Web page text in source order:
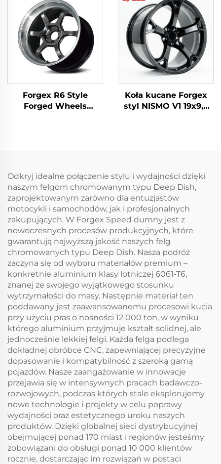
Łupinowa Kuta
Aluminium Koła
Ciężarowe do Ford F-
350 RAM1500 2500
Felga
Type R WRX STI M3 GR
Supra BRZ
Forgex R6 Style
Forged Wheels
Koła kucane Forgex
styl NISMO V1 19x9,5
G37
Odkryj idealne połączenie stylu i wydajności dzięki
naszym felgom chromowanym typu Deep Dish,
zaprojektowanym zarówno dla entuzjastów
motocykli i samochodów, jak i profesjonalnych
zakupujących. W Forgex Speed dumny jest z
nowoczesnych procesów produkcyjnych, które
gwarantują najwyższą jakość naszych felg
chromowanych typu Deep Dish. Nasza podróż
zaczyna się od wyboru materiałów premium –
konkretnie aluminium klasy lotniczej 6061-T6,
znanej ze swojego wyjątkowego stosunku
wytrzymałości do masy. Następnie materiał ten
poddawany jest zaawansowanemu procesowi kucia
przy użyciu pras o nośności 12 000 ton, w wyniku
którego aluminium przyjmuje kształt solidnej, ale
jednocześnie lekkiej felgi. Każda felga podlega
dokładnej obróbce CNC, zapewniającej precyzyjne
dopasowanie i kompatybilność z szeroką gamą
pojazdów. Nasze zaangażowanie w innowacje
przejawia się w intensywnych pracach badawczo-
rozwojowych, podczas których stale eksplorujemy
nowe technologie i projekty w celu poprawy
wydajności oraz estetycznego uroku naszych
produktów. Dzięki globalnej sieci dystrybucyjnej
obejmującej ponad 170 miast i regionów jesteśmy
zobowiązani do obsługi ponad 10 000 klientów
rocznie, dostarczając im rozwiązań w postaci